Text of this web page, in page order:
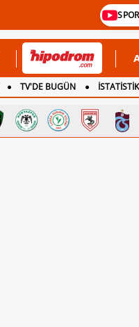
TV'DE BUGÜN İSTATİSTİK